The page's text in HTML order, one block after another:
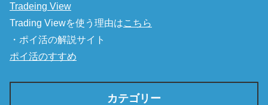
Tradeing View
Trading Viewを使う理由はこちら
・ポイ活の解説サイト
ポイ活のすすめ
カテゴリー